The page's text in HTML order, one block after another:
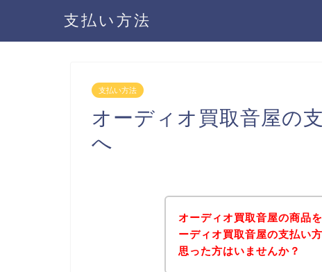
支払い方法
支払い方法
オーディオ買取音屋の
へ
オーディオ買取音屋の商品
ーディオ買取音屋の支払い
思った方はいませんか？